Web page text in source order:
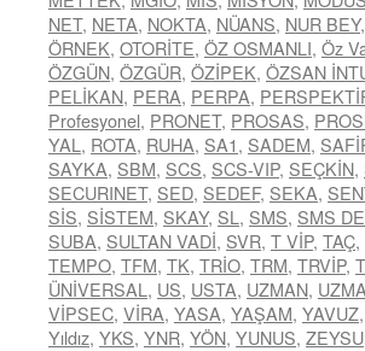
NET, NETA, NOKTA, NÜANS, NUR BEY,
ÖRNEK, OTORİTE, ÖZ OSMANLI, Öz
ÖZGÜN, ÖZGÜR, ÖZİPEK, ÖZSAN
PELİKAN, PERA, PERPA,
Profesyonel, PRONET, PROSAS,
YAL , ROTA, RUHA, SA1, SADEM,
SAYKA, SBM, SCS, SCS-VIP, SEÇKİN,
SECURINET, SED, SEDEF, SEKA,
SİS, SİSTEM, SKAY, SL , SMS, SMS
SUBA, SULTAN VADİ, SVR, T VİP, TAÇ,
TEMPO, TFM, TK, TRİO, TRM, TRVİP,
ÜNİVERSAL , US, USTA, UZMAN,
VİPSEC, VİRA, YASA, YAŞAM, YAVUZ,
Yıldız, YKS, YNR, YÖN, YUNUS, ZEYSU